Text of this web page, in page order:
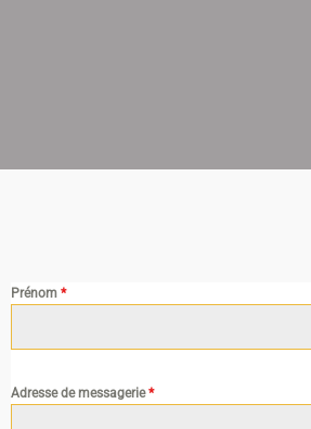
Prénom *
Adresse de messagerie*